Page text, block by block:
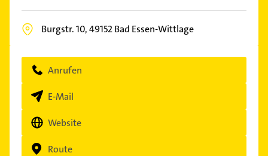
Burgstr. 10,49152Bad Essen-Wittlage
Anrufen
E-Mail
Website
Route